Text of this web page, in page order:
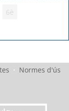
6è
· Normes d'ús